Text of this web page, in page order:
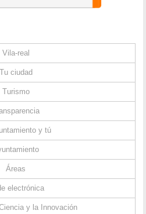
Vila-real
Tu ciudad
Turismo
y tú
Áreas
electrónica
y la Innovación